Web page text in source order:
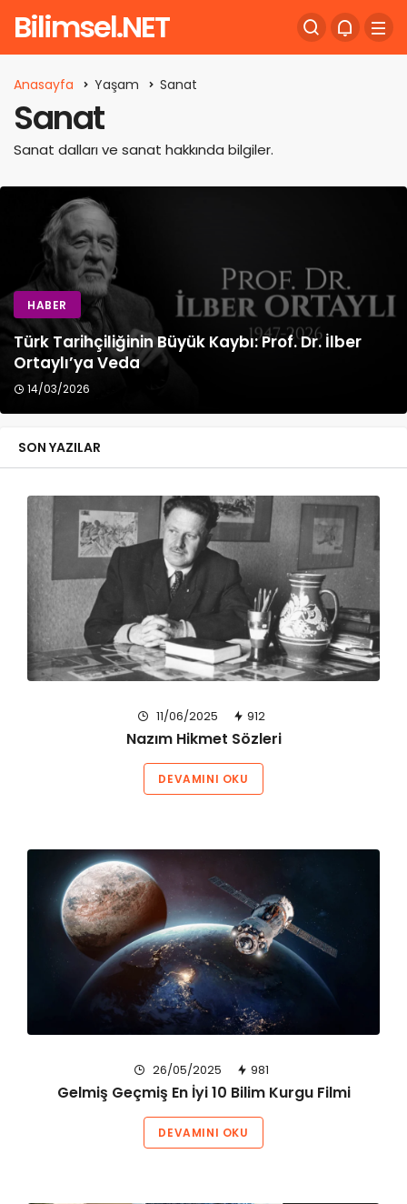
Bilimsel.NET
Anasayfa Yaşam Sanat
Sanat
Sanat dalları ve sanat hakkında bilgiler.
HABER
Türk Tarihçiliğinin Büyük Kaybı: Prof. Dr. İlber
Ortaylı’ya Veda
14/03/2026
SON YAZILAR
11/06/2025 912
Nazım Hikmet Sözleri
DEVAMINI OKU
26/05/2025 981
Gelmiş Geçmiş En İyi 10 Bilim Kurgu Filmi
DEVAMINI OKU